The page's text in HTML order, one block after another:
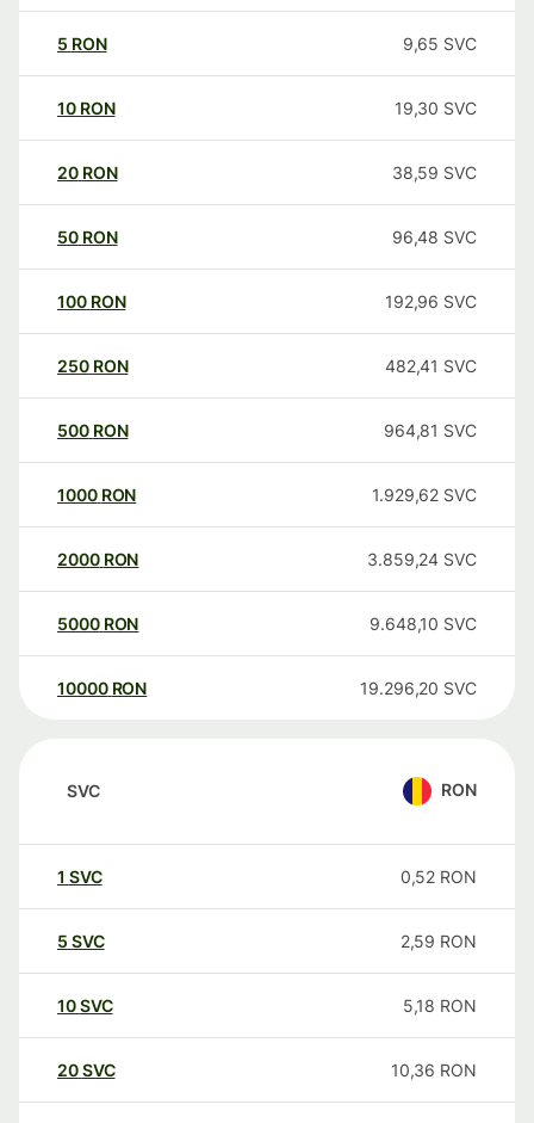
5 RON 9,65 SVC
10 RON 19,30 SVC
20 RON 38,59 SVC
50 RON 96,48 SVC
100 RON 192,96 SVC
250 RON 482,41 SVC
500 RON 964,81 SVC
1000 RON 1.929,62 SVC
2000 RON 3.859,24 SVC
5000 RON 9.648,10 SVC
10000 RON 19.296,20 SVC
SVC RON
1 SVC 0,52 RON
5 SVC 2,59 RON
10SVC 5,18 RON
20SVC 10,36 RON